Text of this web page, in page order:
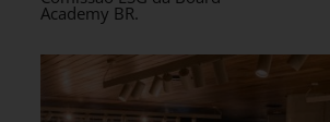
Academy BR.